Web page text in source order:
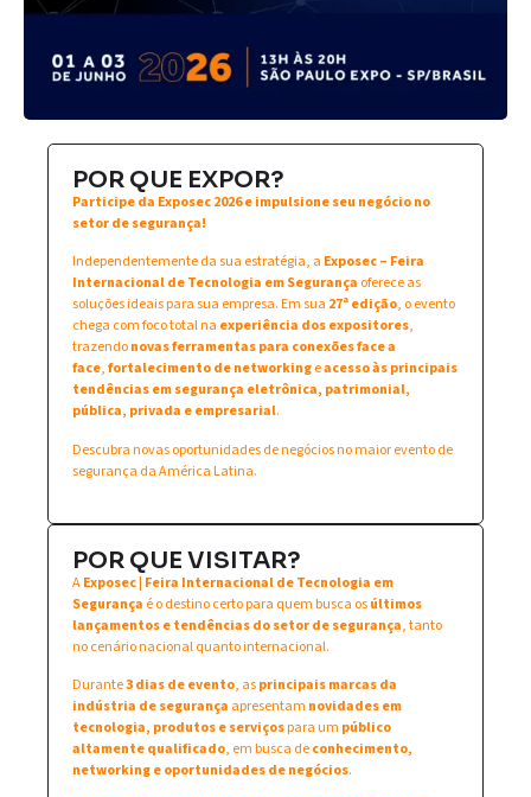
POR QUE EXPOR?
Participe da Exposec 2026 e impulsione seu negócio no
setor de segurança!
Independentemente da sua estratégia, a Exposec – Feira
Internacional de Tecnologia em Segurança oferece as
soluções ideais para sua empresa. Em sua 27ª edição, o evento
chega com foco total na experiência dos expositores,
trazendonovas ferramentas para conexões face a
face,fortalecimento de networkingeacesso às principais
tendências em segurança eletrônica, patrimonial,
pública, privada e empresarial.
Descubra novas oportunidades de negócios no maior evento de
segurança da América Latina.
POR QUE VISITAR?
AExposec | Feira Internacional de Tecnologia em
Segurança é o destino certo para quem busca osúltimos
lançamentos e tendências do setor de segurança, tanto
no cenário nacional quanto internacional.
Durante3 dias de evento, asprincipais marcas da
indústria de segurança apresentam novidades em
tecnologia, produtos e serviçospara um público
altamente qualificado, em busca deconhecimento,
networking e oportunidades de negócios.